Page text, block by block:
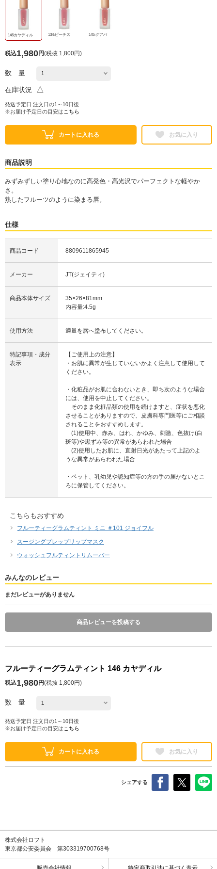
146カヤディル 134:ピーチズ 145:グアバ
税込1,980円(税抜 1,800円)
数 量
在庫状況 △
発送予定日 注文日の1～10日後
※お届け予定日の目安は こちら
カートに入れる お気に入り
商品説明
みずみずしい塗り心地なのに高発色・高光沢でパーフェクトな軽やか
さ。
熟したフルーツのように染まる唇。
仕様
商品コード 8809611865945
メーカー JT(ジェイティ)
商品本体サイズ
35×26×81mm
内容量:4.5g
使用方法 適量を唇へ塗布してください。
特記事項・成分
表示
【ご使用上の注意】
・お肌に異常が生じていないかよく注意して使用して
ください。
・化粧品がお肌に合わないとき、即ち次のような場合
には、使用を中止してください。
そのまま化粧品類の使用を続けますと、症状を悪化
させることがありますので、皮膚科専門医等にご相談
されることをおすすめします。
(1)使用中、赤み、はれ、かゆみ、刺激、色抜け(白
斑等)や黒ずみ等の異常があらわれた場合
(2)使用したお肌に、直射日光があたって上記のよ
うな異常があらわれた場合
・ペット、乳幼児や認知症等の方の手の届かないとこ
ろに保管してください。
こちらもおすすめ
フルーティーグラムティント ミニ ＃101 ジョイフル
スージングプレップリップマスク
ウォッシュフルティントリムーバー
みんなのレビュー
まだレビューがありません
商品レビューを投稿する
フルーティーグラムティント 146 カヤディル
税込1,980円(税抜 1,800円)
数 量
発送予定日 注文日の1～10日後
※お届け予定日の目安は こちら
カートに入れる お気に入り
シェアする
株式会社ロフト
東京都公安委員会 第303319700768号